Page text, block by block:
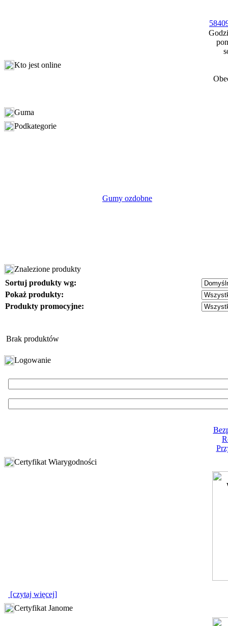
Kto jest online
Guma
Podkategorie
Gumy ozdobne
Znalezione produkty
Sortuj produkty wg:
Pokaż produkty:
Produkty promocyjne:
Brak produktów
Logowanie
Certyfikat Wiarygodności
[czytaj więcej]
Certyfikat Janome